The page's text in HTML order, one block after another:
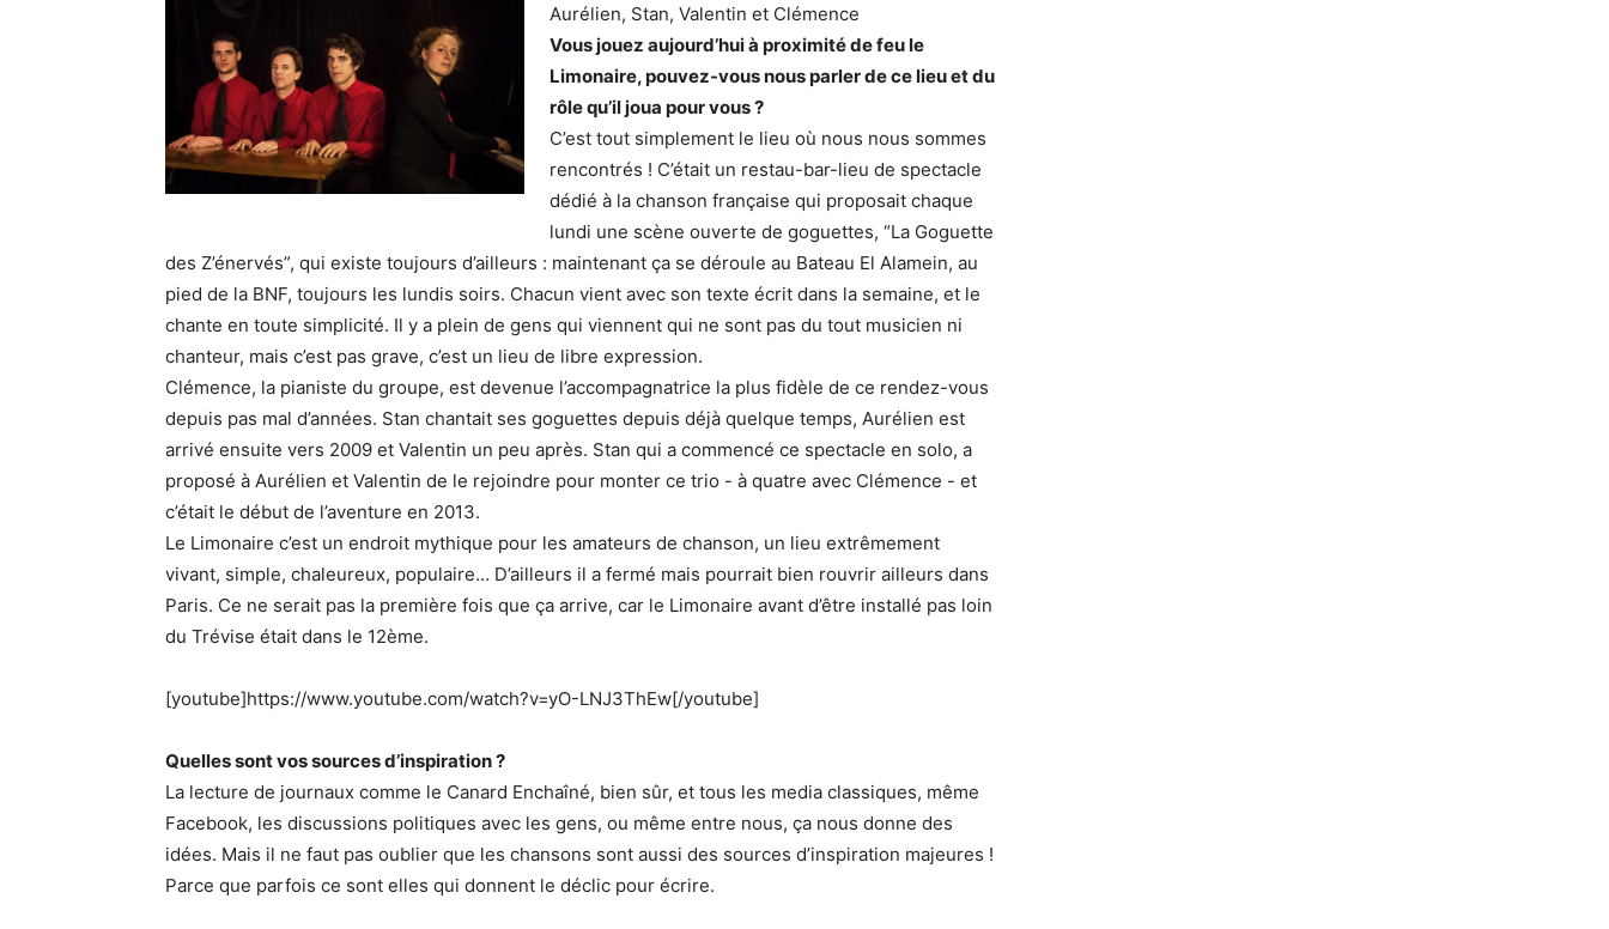
Aurélien, Stan, Valentin et Clémence
Vous jouez aujourd’hui à proximité de feu le
Limonaire, pouvez-vous nous parler de ce lieu et du
rôle qu’il joua pour vous ?
C’est tout simplement le lieu où nous nous sommes
rencontrés ! C’était un restau-bar-lieu de spectacle
dédié à la chanson française qui proposait chaque
lundi une scène ouverte de goguettes, “La Goguette
des Z’énervés”, qui existe toujours d’ailleurs : maintenant ça se déroule au Bateau El Alamein, au
pied de la BNF, toujours les lundis soirs. Chacun vient avec son texte écrit dans la semaine, et le
chante en toute simplicité. Il y a plein de gens qui viennent qui ne sont pas du tout musicien ni
chanteur, mais c’est pas grave, c’est un lieu de libre expression.
Clémence, la pianiste du groupe, est devenue l’accompagnatrice la plus fidèle de ce rendez-vous
depuis pas mal d’années. Stan chantait ses goguettes depuis déjà quelque temps, Aurélien est
arrivé ensuite vers 2009 et Valentin un peu après. Stan qui a commencé ce spectacle en solo, a
proposé à Aurélien et Valentin de le rejoindre pour monter ce trio - à quatre avec Clémence - et
c’était le début de l’aventure en 2013.
Le Limonaire c’est un endroit mythique pour les amateurs de chanson, un lieu extrêmement
vivant, simple, chaleureux, populaire… D’ailleurs il a fermé mais pourrait bien rouvrir ailleurs dans
Paris. Ce ne serait pas la première fois que ça arrive, car le Limonaire avant d’être installé pas loin
du Trévise était dans le 12ème.
[youtube]https://www.youtube.com/watch?v=yO-LNJ3ThEw[/youtube]
Quelles sont vos sources d’inspiration ?
La lecture de journaux comme le Canard Enchaîné, bien sûr, et tous les media classiques, même
Facebook, les discussions politiques avec les gens, ou même entre nous, ça nous donne des
idées. Mais il ne faut pas oublier que les chansons sont aussi des sources d’inspiration majeures !
Parce que parfois ce sont elles qui donnent le déclic pour écrire.